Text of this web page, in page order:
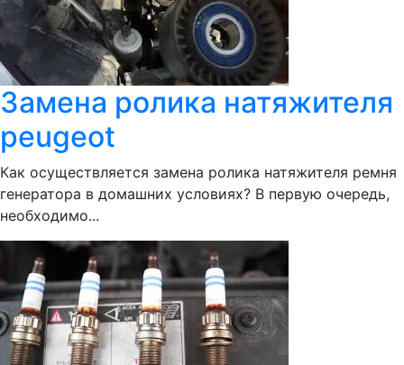
Замена ролика натяжителя
peugeot
Как осуществляется замена ролика натяжителя ремня
генератора в домашних условиях? В первую очередь,
необходимо...